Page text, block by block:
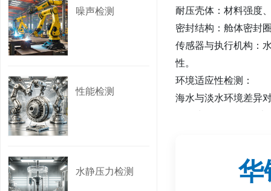
噪声检测
性能检测
水静压力检测
耐压壳体‌：材料强度
密封结构‌：舱体密封
传感器与执行机构‌：
性‌。
环境适应性检测‌：
海水与淡水环境差异
1. 核心性能测试‌
耐压性能测试‌：模拟
华